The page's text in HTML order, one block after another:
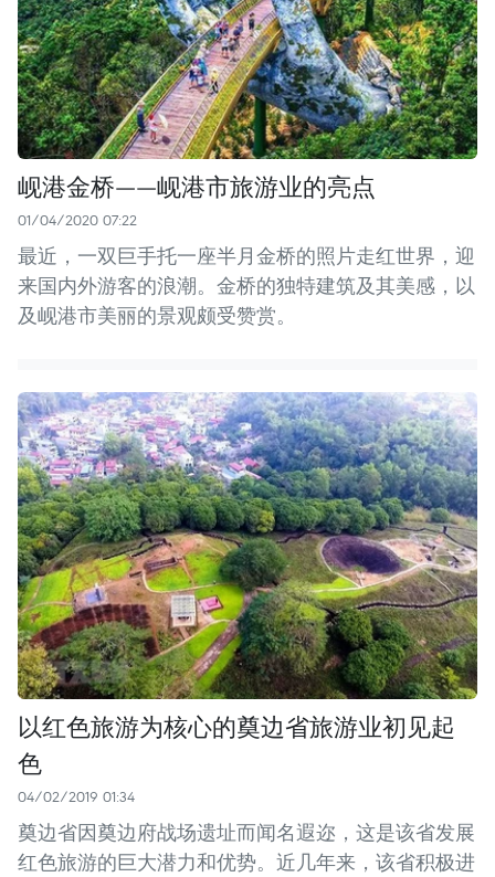
岘港金桥——岘港市旅游业的亮点
01/04/2020 07:22
最近，一双巨手托一座半月金桥的照片走红世界，迎
来国内外游客的浪潮。金桥的独特建筑及其美感，以
及岘港市美丽的景观颇受赞赏。
以红色旅游为核心的奠边省旅游业初见起
色
04/02/2019 01:34
奠边省因奠边府战场遗址而闻名遐迩，这是该省发展
红色旅游的巨大潜力和优势。近几年来，该省积极进